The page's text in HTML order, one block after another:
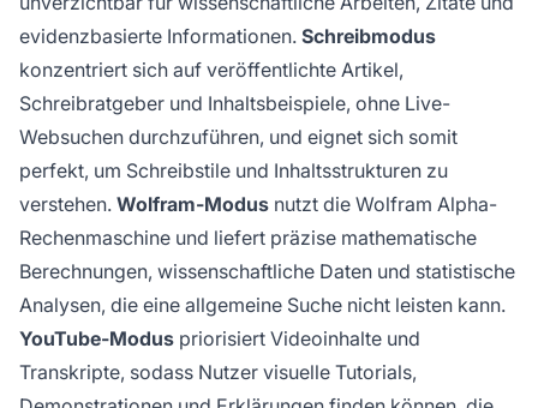
evidenzbasierte Informationen. Schreibmodus
konzentriert sich auf veröffentlichte Artikel,
Schreibratgeber und Inhaltsbeispiele, ohne Live-
Websuchen durchzuführen, und eignet sich somit
perfekt, um Schreibstile und Inhaltsstrukturen zu
verstehen. Wolfram-Modus nutzt die Wolfram Alpha-
Rechenmaschine und liefert präzise mathematische
Berechnungen, wissenschaftliche Daten und statistische
Analysen, die eine allgemeine Suche nicht leisten kann.
YouTube-Modus priorisiert Videoinhalte und
Transkripte, sodass Nutzer visuelle Tutorials,